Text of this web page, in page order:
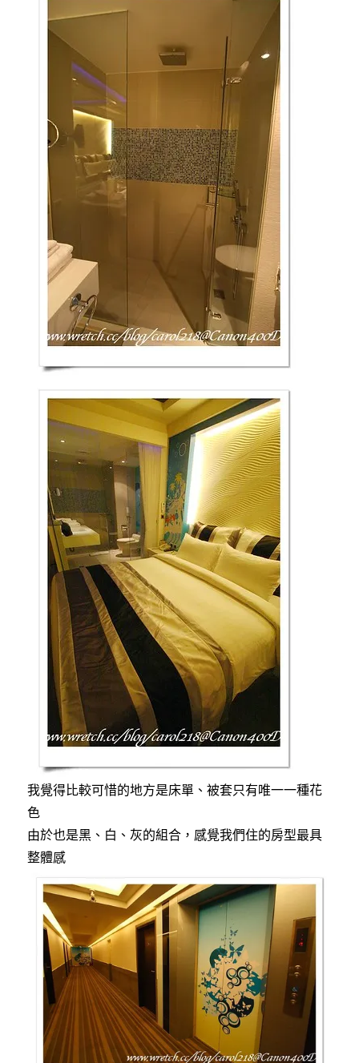
我覺得比較可惜的地方是床單、被套只有唯一一種花
色
由於也是黑、白、灰的組合，感覺我們住的房型最具
整體感